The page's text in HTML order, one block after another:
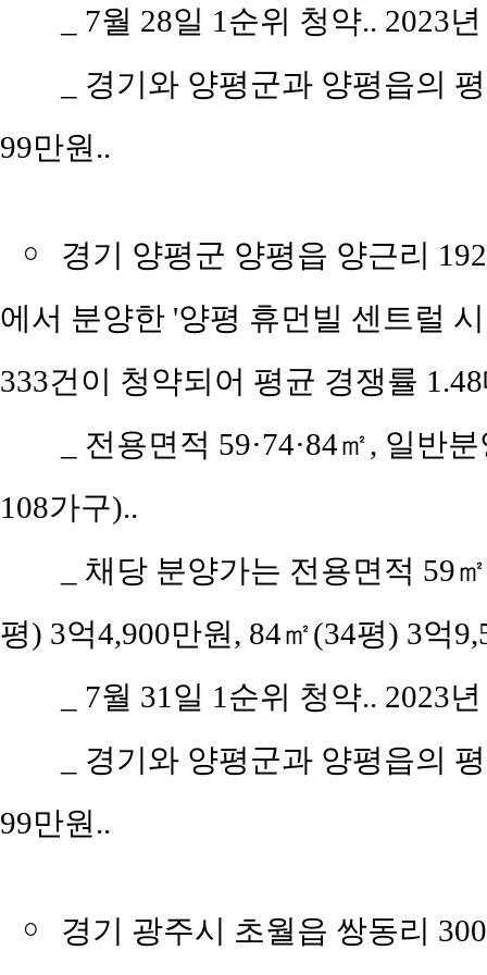
_ 7월 28일 1순위 청약.. 2023
_ 경기와 양평군과 양평읍의
99만원..
￮
경기 양평군 양평읍 양근리
에서 분양한 '양평 휴먼빌 센트럴
333건이 청약되어 평균 경쟁률
_ 전용면적 59·74·84㎡, 일반
108가구)..
_ 채당 분양가는 전용면적 59
평) 3억4,900만원, 84㎡(34평) 3억
_ 7월 31일 1순위 청약.. 2023
_ 경기와 양평군과 양평읍의
99만원..
￮ 경기 광주시 초월읍 쌍동리